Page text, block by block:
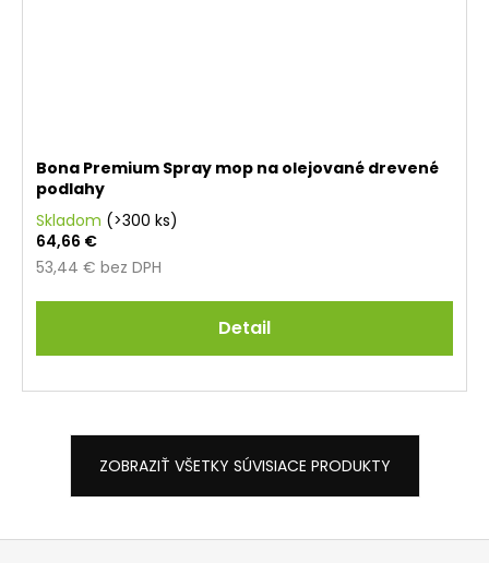
Bona Premium Spray mop na olejované drevené
podlahy
Skladom (>300 ks)
53,44 € bez DPH
64,66 €
Detail
ZOBRAZIŤ VŠETKY SÚVISIACE PRODUKTY